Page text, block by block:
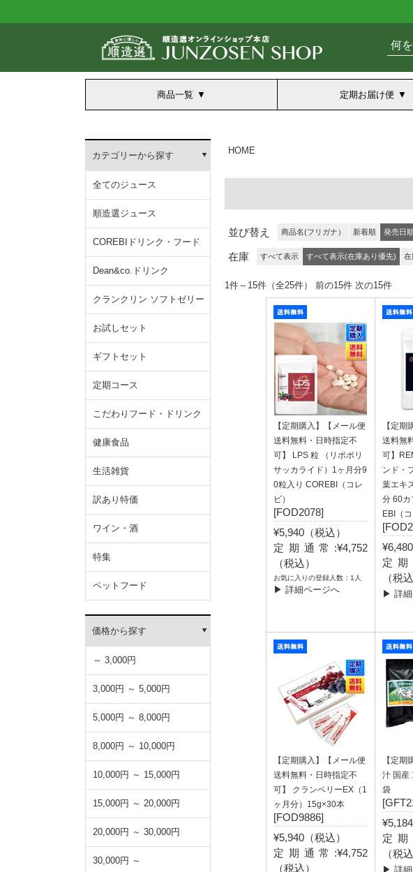
商品一覧 定期お届け便
カテゴリーから探す
全てのジュース
順造選ジュース
COREBIドリンク・フード
Dean&co.ドリンク
クランクリン ソフトゼリー
お試しセット
ギフトセット
定期コース
こだわりフード・ドリンク
健康食品
生活雑貨
訳あり特価
ワイン・酒
特集
ペットフード
価格から探す
～ 3,000円
3,000円 ～ 5,000円
5,000円 ～ 8,000円
8,000円 ～ 10,000円
10,000円 ～ 15,000円
15,000円 ～ 20,000円
20,000円 ～ 30,000円
30,000円 ～
HOME
並び替え 商品名(フリガナ） 新着順 発売日
在庫 すべて表示 すべて表示(在庫あり優先) 在
1件～15件（全25件） 前の15件 次の15件
【定期購入】【メール便
送料無料・日時指定不
可】 LPS 粒 （リポポリ
サッカライド）1ヶ月分9
0粒入り COREBI（コレ
ビ）
[FOD2078]
¥5,940（税込）
定期通常:¥4,752
（税込）
お気に入りの登録人数：1人
▶ 詳細ページへ
【定期
送料無
可】
ンド・
葉エキ
分 60カ
EBI（コ
定期
（税込
▶ 詳細
【定期購入】【メール便
送料無料・日時指定不
可】 クランベリーEX（1
ヶ月分）15g×30本
[FOD9886]
¥5,940（税込）
定期通常:¥4,752
（税込）
【定期
汁 国産
袋
定期
（税込
▶ 詳細